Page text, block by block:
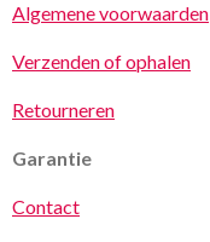
Algemene voorwaarden
Verzenden of ophalen
Retourneren
Garantie
Contact